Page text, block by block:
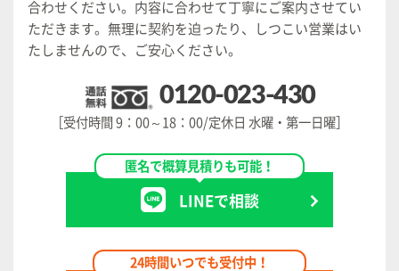
合わせください。 内容に合わせて丁寧にご案内させてい
ただきます。 無理に契約を迫ったり、しつこい営業はい
たしませんので、ご安心ください。
0120-023-430
［受付時間 9：00～18：00/定休日 水曜・第一日曜］
匿名で概算見積りも可能！
LINEで相談
24時間いつでも受付中！